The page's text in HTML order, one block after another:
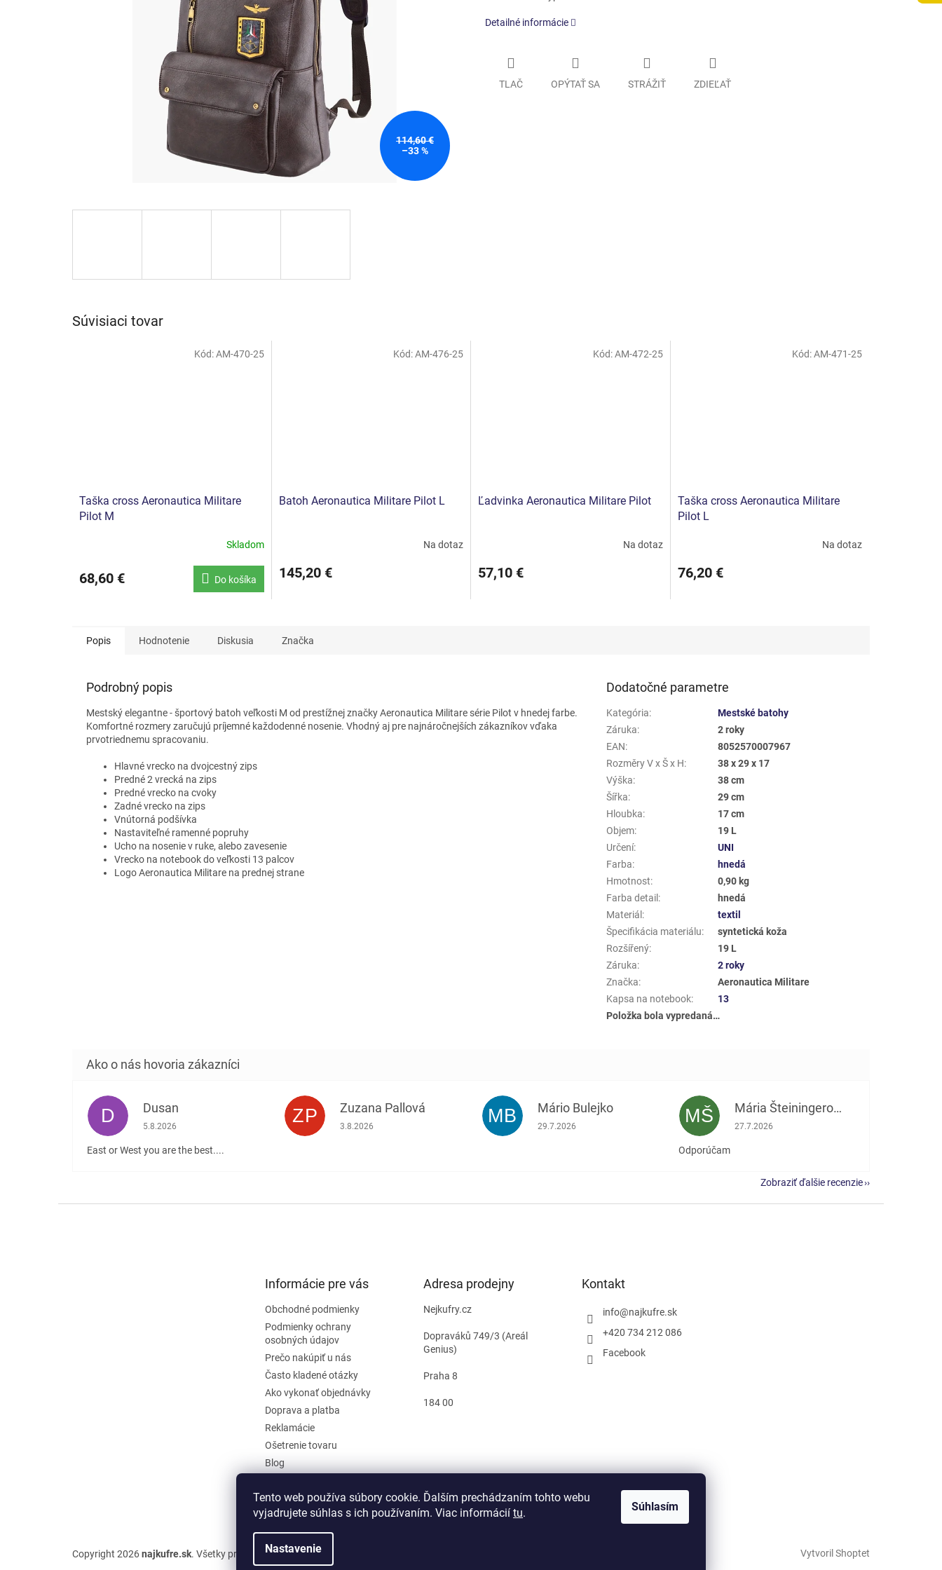
Tento web používa súbory cookie. Ďalším prechádzaním tohto webu
vyjadrujete súhlas s ich používaním. Viac informácií tu.
Nastavenie
Súhlasím
114,60 €
–33 %
Detailné informácie
TLAČ OPÝTAŤ SA STRÁŽIŤ ZDIEĽAŤ
Súvisiaci tovar
Taška cross Aeronautica Militare
Pilot M
Skladom
68,60 € Do košíka
Kód:AM-470-25
Batoh Aeronautica Militare Pilot L
Na dotaz
145,20 €
Kód:AM-476-25
Ľadvinka Aeronautica Militare Pilot
Na dotaz
57,10 €
Kód:AM-472-25
Taška cross Aeronautica Militare
Pilot L
Na dotaz
76,20 €
Kód:AM-471-25
Popis Hodnotenie Diskusia Značka
Podrobný popis
Mestský elegantne - športový batoh veľkosti M od prestížnej značky Aeronautica Militare série Pilot v hnedej farbe.
Komfortné rozmery zaručujú príjemné každodenné nosenie. Vhodný aj pre najnáročnejších zákazníkov vďaka
prvotriednemu spracovaniu.
Hlavné vrecko na dvojcestný zips
Predné 2 vrecká na zips
Predné vrecko na cvoky
Zadné vrecko na zips
Vnútorná podšívka
Nastaviteľné ramenné popruhy
Ucho na nosenie v ruke, alebo zavesenie
Vrecko na notebook do veľkosti 13 palcov
Logo Aeronautica Militare na prednej strane
Dodatočné parametre
Kategória:
Mestské batohy
Záruka:
2 roky
EAN:
8052570007967
Rozměry V x Š x H:
38 x 29 x 17
Výška:
38 cm
Šířka:
29 cm
Hloubka:
17 cm
Objem:
19 L
Určení:
UNI
Farba:
hnedá
Hmotnost:
0,90 kg
Farba detail :
hnedá
Materiál :
textil
Špecifikácia materiálu:
syntetická koža
Rozšířený:
19 L
Záruka:
2 roky
Značka:
Aeronautica Militare
Kapsa na notebook:
13
Položka bola vypredaná…
D Dusan
Hodnotenie obchodu je 5 z 5 hviezdičiek.
5.8.2026
East or West you are the best....
ZP Zuzana Pallová
Hodnotenie obchodu je 5 z 5 hviezdičiek.
3.8.2026 MB Mário Bulejko
Hodnotenie obchodu je 5 z 5 hviezdičiek.
29.7.2026 MŠ Mária Šteiningerová
Hodnotenie obchodu je 5 z 5 hviezdičiek.
27.7.2026
Odporúčam
Zobraziť ďalšie recenzie
Informácie pre vás
Obchodné podmienky
Podmienky ochrany
osobných údajov
Prečo nakúpiť u nás
Často kladené otázky
Ako vykonať objednávky
Doprava a platba
Reklamácie
Ošetrenie tovaru
Blog
Odstúpiť od zmluvy
Adresa prodejny
Nejkufry.cz
Dopraváků 749/3 (Areál
Genius)
Praha 8
184 00
Kontakt
info@najkufre.sk
+420 734 212 086
Facebook
Vytvoril Shoptet
Copyright 2026najkufre.sk. Všetky práva vyhradené.